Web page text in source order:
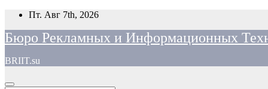
Перейти
содержимому
Пт. Авг 7th, 2026
Бюро Рекламных и Информационных
BRIIT.su